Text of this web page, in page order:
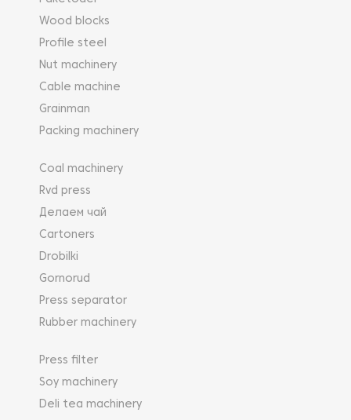
Wood blocks
Profile steel
Nut machinery
Cable machine
Grainman
Packing machinery
Coal machinery
Rvd press
Делаем чай
Cartoners
Drobilki
Gornorud
Press separator
Rubber machinery
Press filter
Soy machinery
Deli tea machinery